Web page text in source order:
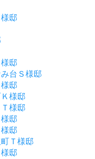
邸
邸
台Ｓ様邸
邸
様邸
様邸
邸
邸
Ｔ様邸
邸